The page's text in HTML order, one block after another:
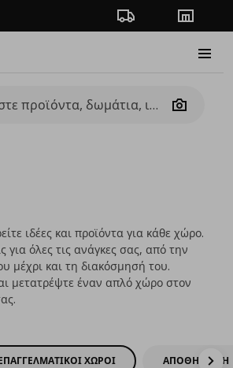
Πορεία παραγγελίας
Camera
ιδέες και προϊόντα για κάθε χώρο.
για όλες τις ανάγκες σας, από την
μέχρι και τη διακόσμησή του.
μετατρέψτε έναν απλό χώρο στον
ΧΩΡΟΙ ΑΠΟΘΗΚΕΥΣΗ